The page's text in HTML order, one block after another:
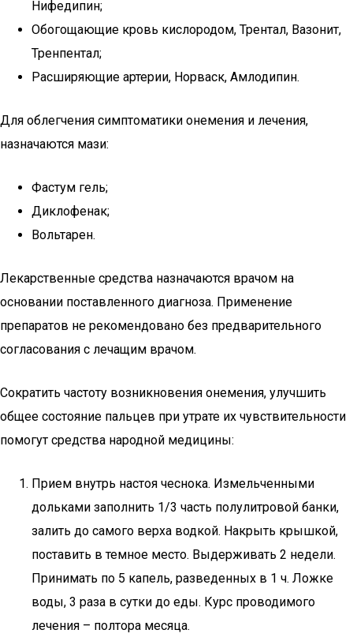
Нифедипин;
Обогощающие кровь кислородом, Трентал, Вазонит,
Тренпентал;
Расширяющие артерии, Норваск, Амлодипин.
Для облегчения симптоматики онемения и лечения,
назначаются мази:
Фастум гель;
Диклофенак;
Вольтарен.
Лекарственные средства назначаются врачом на
основании поставленного диагноза. Применение
препаратов не рекомендовано без предварительного
согласования с лечащим врачом.
Сократить частоту возникновения онемения, улучшить
общее состояние пальцев при утрате их чувствительности
помогут средства народной медицины:
Прием внутрь настоя чеснока. Измельченными
дольками заполнить 1/3 часть полулитровой банки,
залить до самого верха водкой. Накрыть крышкой,
поставить в темное место. Выдерживать 2 недели.
Принимать по 5 капель, разведенных в 1 ч. Ложке
воды, 3 раза в сутки до еды. Курс проводимого
лечения – полтора месяца.